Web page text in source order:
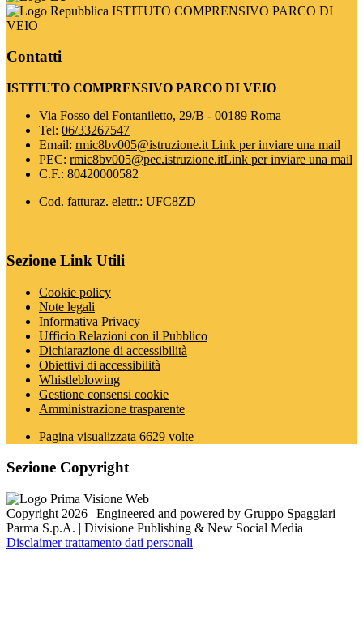
ISTITUTO COMPRENSIVO PARCO DI
VEIO
Contatti
ISTITUTO COMPRENSIVO PARCO DI VEIO
Via Fosso del Fontaniletto, 29/B - 00189 Roma
Tel: 06/33267547
Email: rmic8bv005@istruzione.it Link per inviare una mail
PEC: rmic8bv005@pec.istruzione.itLink per inviare una mail
C.F.: 80420000582
Cod. fatturaz. elettr.: UFC8ZD
Sezione Link Utili
Cookie policy
Note legali
Informativa Privacy
Ufficio Relazioni con il Pubblico
Dichiarazione di accessibilità
Obiettivi di accessibilità
Whistleblowing
Gestione consensi cookie
Amministrazione trasparente
Pagina visualizzata 6629 volte
Sezione Copyright
Copyright 2026 | Engineered and powered by Gruppo Spaggiari
Parma S.p.A. | Divisione Publishing & New Social Media
Disclaimer trattamento dati personali